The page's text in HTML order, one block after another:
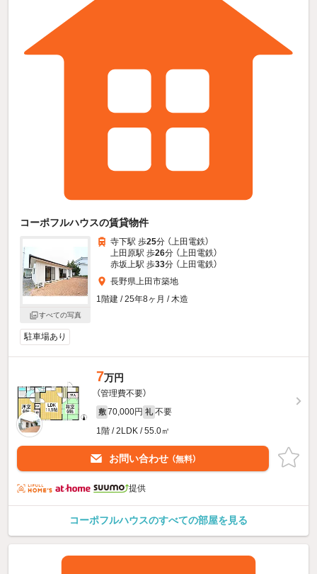
コーポフルハウスの賃貸物件
すべての写真
寺下駅 歩25分 （上田電鉄）
上田原駅 歩26分 （上田電鉄）
赤坂上駅 歩33分 （上田電鉄）
長野県上田市築地
1階建 / 25年8ヶ月 / 木造
駐車場あり
7万円
（管理費不要）
敷 70,000円 礼 不要
1階 / 2LDK / 55.0㎡
お問い合わせ （無料）
提供
コーポフルハウスのすべての部屋を見る